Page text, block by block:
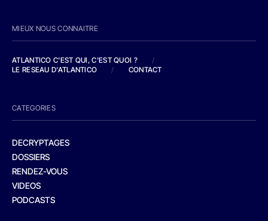
MIEUX NOUS CONNAITRE
ATLANTICO C'EST QUI, C'EST QUOI ?
/
LE RESEAU D'ATLANTICO
/ CONTACT
CATEGORIES
DECRYPTAGES
DOSSIERS
RENDEZ-VOUS
VIDEOS
PODCASTS